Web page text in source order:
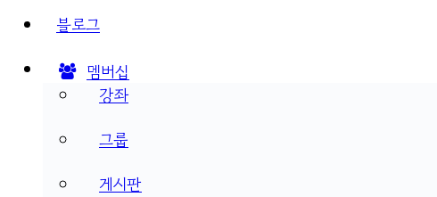
블로그
멤버십
강좌
그룹
게시판